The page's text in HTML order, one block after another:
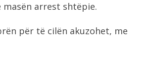
arrest shtëpie.
për të cilën akuzohet, me